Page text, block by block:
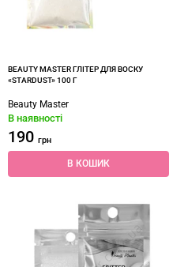
BEAUTY MASTER ГЛІТЕР ДЛЯ ВОСКУ
«‎STARDUST»‎ 100 Г
Beauty Master
В наявності
190 грн
В КОШИК